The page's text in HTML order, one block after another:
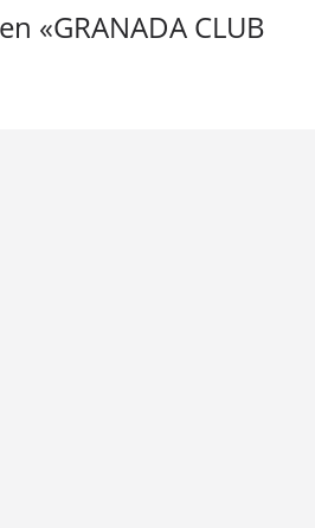
«GRANADA CLUB